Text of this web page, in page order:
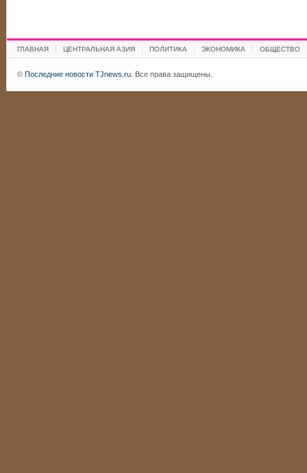
ГЛАВНАЯ ЦЕНТРАЛЬНАЯ АЗИЯ ПОЛИТИКА ЭКОНОМИКА ОБЩЕСТВО
© Последние новости TJnews.ru. Все права защищены.